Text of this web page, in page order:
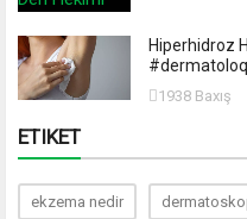
Hiperhidroz
#dermatoloq
1938 Baxış
ETIKET
ekzema nedir